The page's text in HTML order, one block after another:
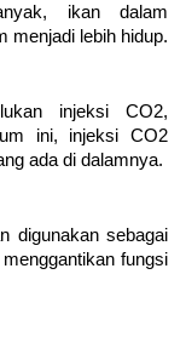
menjadi lebih hidup.
ini, injeksi CO2
ada di dalamnya.
digunakan sebagai
fungsi